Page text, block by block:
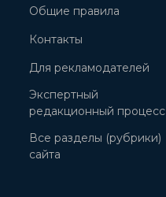
Общие правила
Контакты
Для рекламодателей
Экспертный
редакционный процесс
Все разделы (рубрики)
сайта